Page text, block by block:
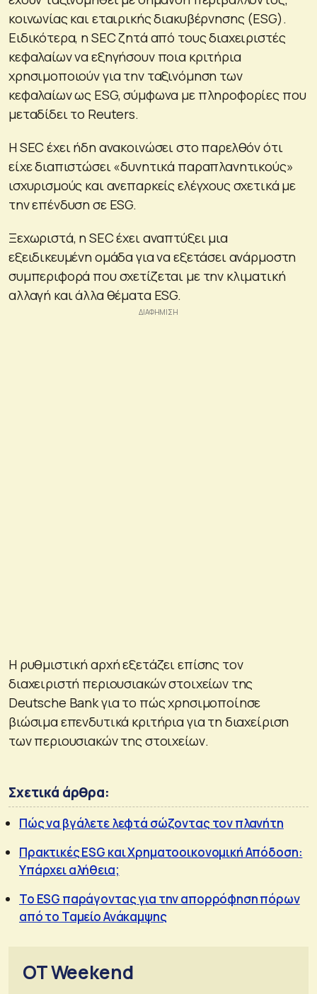
κοινωνίας και εταιρικής διακυβέρνησης (ESG).
Ειδικότερα, η SEC ζητά από τους διαχειριστές
κεφαλαίων να εξηγήσουν ποια κριτήρια
χρησιμοποιούν για την ταξινόμηση των
κεφαλαίων ως ESG, σύμφωνα με πληροφορίες που
μεταδίδει το Reuters.
H SEC έχει ήδη ανακοινώσει στο παρελθόν ότι
είχε διαπιστώσει «δυνητικά παραπλανητικούς»
ισχυρισμούς και ανεπαρκείς ελέγχους σχετικά με
την επένδυση σε ESG.
Ξεχωριστά, η SEC έχει αναπτύξει μια
εξειδικευμένη ομάδα για να εξετάσει ανάρμοστη
συμπεριφορά που σχετίζεται με την κλιματική
αλλαγή και άλλα θέματα ESG.
Η ρυθμιστική αρχή εξετάζει επίσης τον
διαχειριστή περιουσιακών στοιχείων της
Deutsche Bank για το πώς χρησιμοποίησε
βιώσιμα επενδυτικά κριτήρια για τη διαχείριση
των περιουσιακών της στοιχείων.
Σχετικά άρθρα:
Πώς να βγάλετε λεφτά σώζοντας τον πλανήτη
Πρακτικές ESG και Χρηματοοικονομική Απόδοση:
Υπάρχει αλήθεια;
Το ESG παράγοντας για την απορρόφηση πόρων
από το Ταμείο Ανάκαμψης
OT Weekend